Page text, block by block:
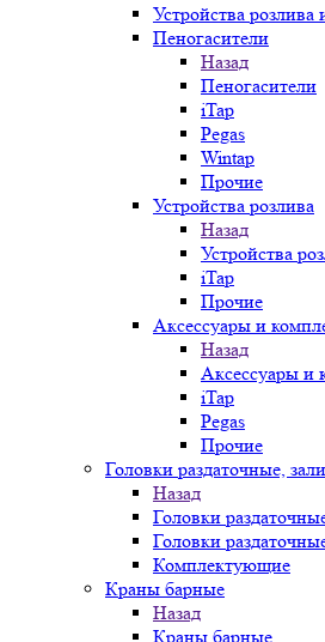
Устройства розлива
Пеногасители
Назад
Пеногасители
iTap
Pegas
Wintap
Прочие
Устройства розлива
Назад
Устройства
iTap
Прочие
Аксессуары и
Назад
Аксессуары и
iTap
Pegas
Прочие
Головки раздаточные,
Назад
Головки
Головки
Комплектующие
Краны барные
Назад
Краны барные